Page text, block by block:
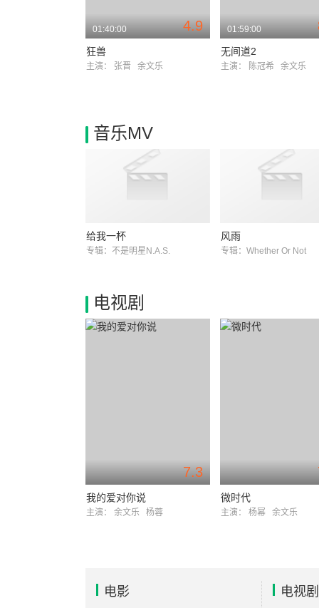
4.9
01:40:00
狂兽
主演： 张晋 余文乐
01:59:00
无间道2
主演： 陈冠希 余文乐
音乐MV
给我一杯
专辑：不是明星N.A.S.
风雨
专辑：Whether Or Not
电视剧
7.3
我的爱对你说
主演： 余文乐 杨蓉
微时代
主演： 杨幂 余文乐
电影 电视剧